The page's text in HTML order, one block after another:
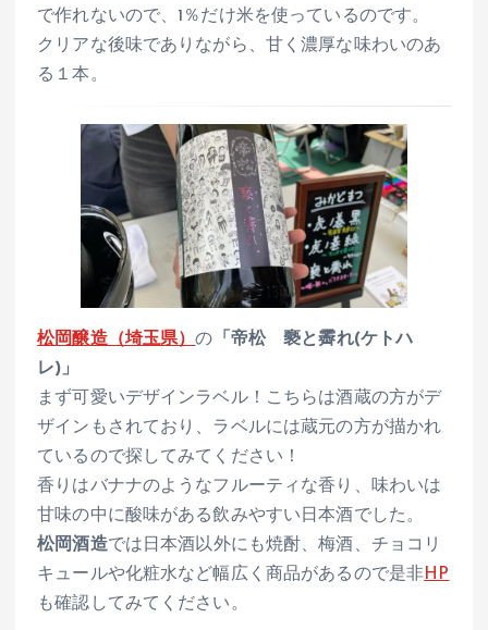
で作れないので、1％だけ米を使っているのです。
クリアな後味でありながら、甘く濃厚な味わいのあ
る１本。
松岡醸造（埼玉県）の 「帝松 褻と霽れ(ケトハ
レ)」
まず可愛いデザインラベル！こちらは酒蔵の方がデ
ザインもされており、ラベルには蔵元の方が描かれ
ているので探してみてください！
香りはバナナのようなフルーティな香り、味わいは
甘味の中に酸味がある飲みやすい日本酒でした。
松岡酒造では日本酒以外にも焼酎、梅酒、チョコリ
キュールや化粧水など幅広く商品があるので是非HP
も確認してみてください。